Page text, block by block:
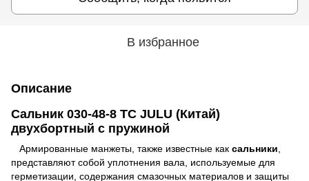
В избранное
Описание
Сальник 030-48-8 TC JULU (Китай)
двухбортный с пружиной
Армированные манжеты, также известные как сальники
представляют собой уплотнения вала, используемые для
герметизации, содержания смазочных материалов и защиты